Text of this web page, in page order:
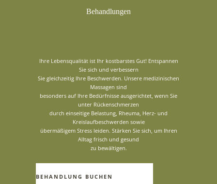
Behandlungen
Ihre Lebensqualität ist Ihr kostbarstes Gut! Entspannen
Sie sich und verbessern
Sie gleichzeitig Ihre Beschwerden. Unsere medizinischen
Massagen sind
besonders auf Ihre Bedürfnisse ausgerichtet, wenn Sie
unter Rückenschmerzen
durch einseitige Belastung, Rheuma, Herz- und
Kreislaufbeschwerden sowie
übermäßigem Stress leiden. Stärken Sie sich, um Ihren
Alltag frisch und gesund
zu bewältigen.
BEHANDLUNG BUCHEN